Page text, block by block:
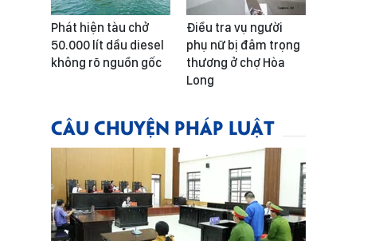
Phát hiện tàu chở
50.000 lít dầu diesel
không rõ nguồn gốc
Điều tra vụ người
phụ nữ bị đâm trọng
thương ở chợ Hòa
Long
CÂU CHUYỆN PHÁP LUẬT